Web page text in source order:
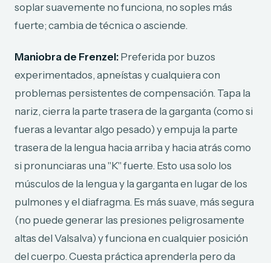
soplar suavemente no funciona, no soples más
fuerte; cambia de técnica o asciende.
Maniobra de Frenzel: Preferida por buzos
experimentados, apneístas y cualquiera con
problemas persistentes de compensación. Tapa la
nariz, cierra la parte trasera de la garganta (como si
fueras a levantar algo pesado) y empuja la parte
trasera de la lengua hacia arriba y hacia atrás como
si pronunciaras una "K" fuerte. Esto usa solo los
músculos de la lengua y la garganta en lugar de los
pulmones y el diafragma. Es más suave, más segura
(no puede generar las presiones peligrosamente
altas del Valsalva) y funciona en cualquier posición
del cuerpo. Cuesta práctica aprenderla pero da